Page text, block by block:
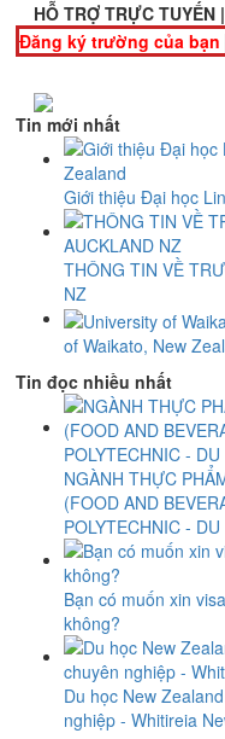
HỖ TRỢ TRỰC TUYẾN |
Đăng ký trường của bạn
Tin mới nhất
Giới thiệu Đại học
THÔNG TIN VỀ
NZ
of Waikato, New
Tin đọc nhiều nhất
NGÀNH THỰC
(FOOD AND
POLYTECHNIC -
Bạn có muốn xin
không?
Du học New
nghiệp - Whitireia